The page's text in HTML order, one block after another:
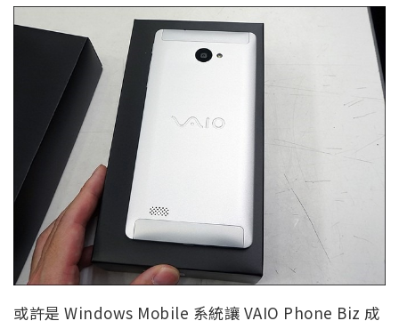
或許是 Windows Mobile 系統讓 VAIO Phone Biz 成